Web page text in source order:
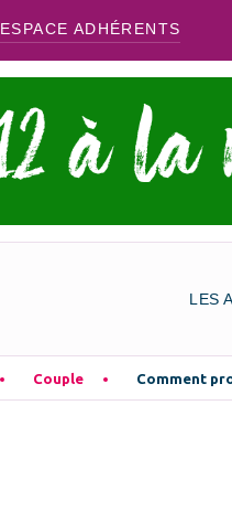
ESPACE ADHÉRENTS
LES
Couple Comment